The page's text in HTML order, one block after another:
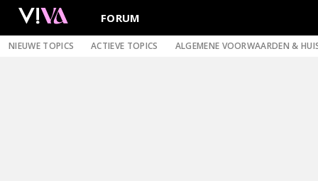
FORUM
NIEUWE TOPICS ACTIEVE TOPICS ALGEMENE VOORWAARDEN &